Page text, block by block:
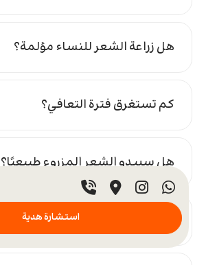
هل زراعة الشعر للنساء مؤلمة؟
كم تستغرق فترة التعافي؟
هل سيبدو الشعر المزروع طبيعيًا؟
هل زراعة الشعر للنساء فعّالة؟
استشارة هدية